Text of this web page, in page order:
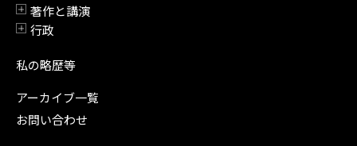
開閉
著作と講演
開閉
行政
私の略歴等
アーカイブ一覧
お問い合わせ